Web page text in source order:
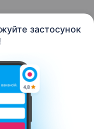
застосунок